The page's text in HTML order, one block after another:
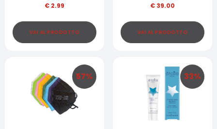
€ 2.99
VAI AL PRODOTTO
€ 39.00
VAI AL PRODOTTO
57% 33%